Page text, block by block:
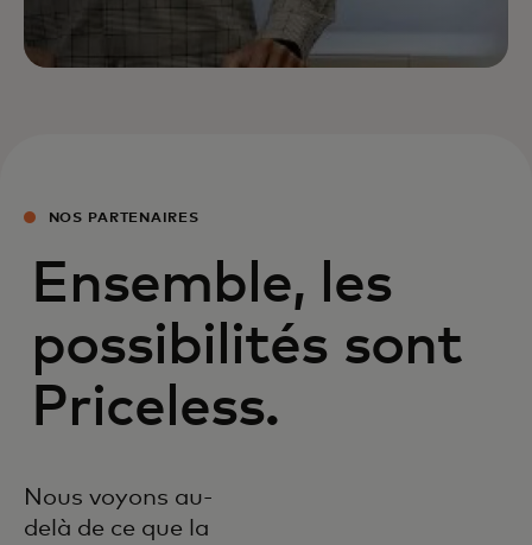
NOS PARTENAIRES
Ensemble, les
possibilités sont
Priceless.
Nous voyons au-
delà de ce que la